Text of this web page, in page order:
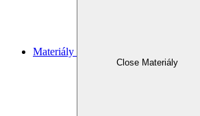
Materiály
Close Materiály